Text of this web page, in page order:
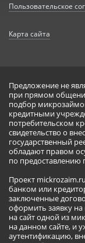
Пользовательское
Карта сайта
Предложение не
при прямом
подбор
кредитными
потребительском
свидетельство о
государственный
обладают правом
по предоставлению
Проект
банком или
заключенные
оформить заявку
на сайт одной из
на данном сайте, и
аутентификацию,